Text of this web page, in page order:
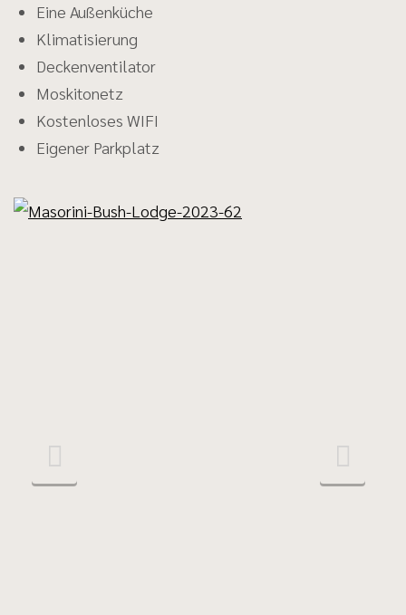
Eine Außenküche
Klimatisierung
Deckenventilator
Moskitonetz
Kostenloses WIFI
Eigener Parkplatz